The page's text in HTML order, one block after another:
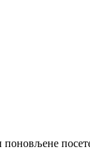
поновљене